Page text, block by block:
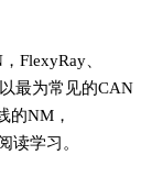
FlexyRay、
最为常见的CAN
的NM，
读学习。